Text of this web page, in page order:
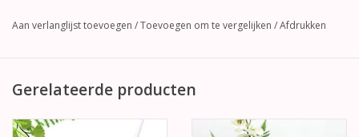
Aan verlanglijst toevoegen /Toevoegen om te vergelijken /Afdrukken
Gerelateerde producten